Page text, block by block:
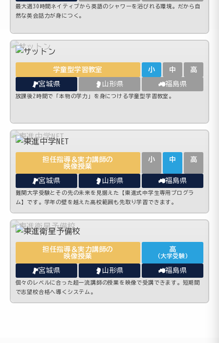
最大週30時間ネイティブから英語のシャワーを浴びれる環境。だから自
然な英会話力が身につく。
学童型学習教室 小 中 高
宮城県 山形県 福島県
放課後2時間で「本物の学力」を身につける学童型学習教室。
担任指導＆実力講師の
映像授業
小 中 高
宮城県 山形県 福島県
難関大学受験とその先の未来を見据えた【東進式中学生専用プログラ
ム】です。学年の壁を越えた高校範囲も先取り学習できます。
担任指導＆実力講師の
映像授業
高
(大学受験)
宮城県 山形県 福島県
個々のレベルに合った超一流講師の授業を映像で受講できます。短期間
で志望校合格へ導くシステム。